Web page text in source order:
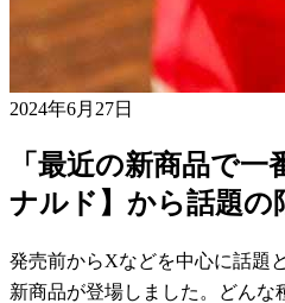
2024年6月27日
「最近の新商品で
ナルド】から話題の
発売前からXなどを中心に話題
新商品が登場しました。どんな